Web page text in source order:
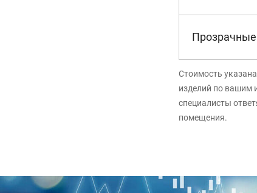
Стоимость
изделий по вашим
специалисты
помещения.